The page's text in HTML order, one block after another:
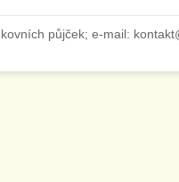
půjček; e-mail: